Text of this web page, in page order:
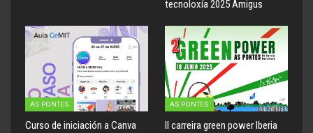
tecnoloxía 2025 Amigus
AS PONTES
Curso de iniciación a Canva
AS PONTES
II carreira green power Iberia